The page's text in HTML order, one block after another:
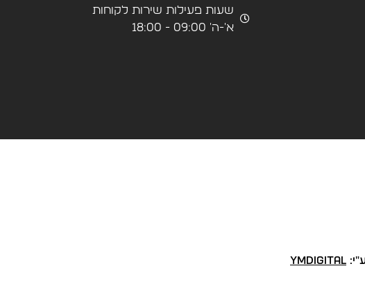
שעות פעילות שירות לקוחות
א'-ה' 09:00 - 18:00
YMDigital